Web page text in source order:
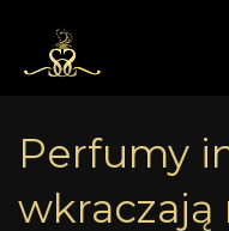
treści
Perfumy
wkraczają